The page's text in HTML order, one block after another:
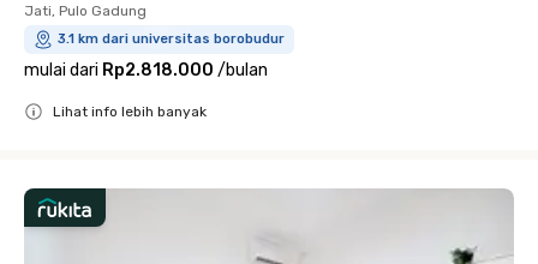
Jati, Pulo Gadung
3.1 km dari universitas borobudur
mulai dari Rp2.818.000 /bulan
Lihat info lebih banyak